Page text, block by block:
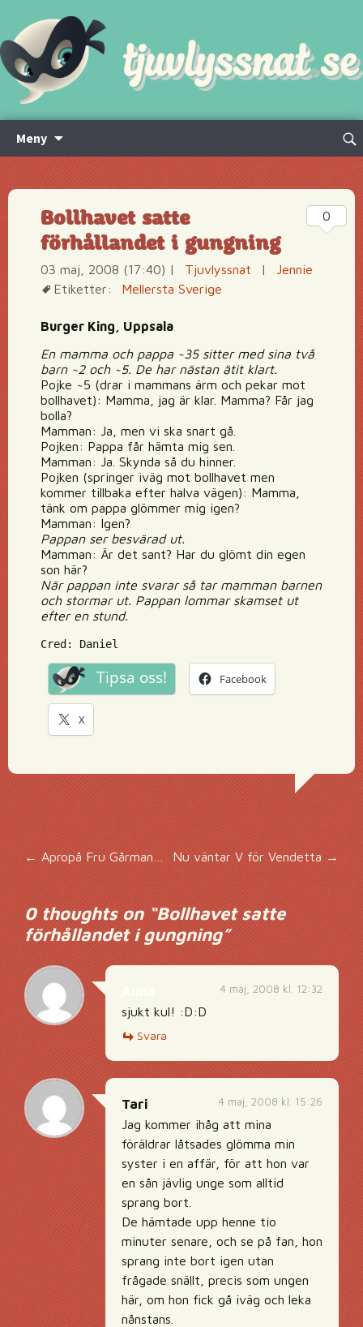
Meny
innehåll
Sök
Bollhavet satte
förhållandet i gungning
03 maj, 2008 (17:40) | Tjuvlyssnat |
Jennie
Etiketter:
Mellersta Sverige
Burger King, Uppsala
En mamma och pappa ~35 sitter med sina två
barn ~2 och ~5. De har nästan ätit klart.
Pojke ~5 (drar i mammans ärm och pekar mot
bollhavet): Mamma, jag är klar. Mamma? Får jag
bolla?
Mamman: Ja, men vi ska snart gå.
Pojken: Pappa får hämta mig sen.
Mamman: Ja. Skynda så du hinner.
Pojken (springer iväg mot bollhavet men
kommer tillbaka efter halva vägen): Mamma,
tänk om pappa glömmer mig igen?
Mamman: Igen?
Pappan ser besvärad ut.
Mamman: Är det sant? Har du glömt din egen
son här?
När pappan inte svarar så tar mamman barnen
och stormar ut. Pappan lommar skamset ut
efter en stund.
Cred: Daniel
Tipsa oss! Facebook
X
0
Inläggsnavigering
← Apropå Fru Gårman… Nu väntar V för Vendetta→
0 thoughts on “Bollhavet satte
förhållandet i gungning”
4 maj, 2008 kl. 12:32
sjukt kul! :D:D
Svara
4 maj, 2008 kl. 15:26
Tari
Jag kommer ihåg att mina
föräldrar låtsades glömma min
syster i en affär, för att hon var
en sån jävlig unge som alltid
sprang bort.
De hämtade upp henne tio
minuter senare, och se på fan, hon
sprang inte bort igen utan
frågade snällt, precis som ungen
här, om hon fick gå iväg och leka
nånstans.